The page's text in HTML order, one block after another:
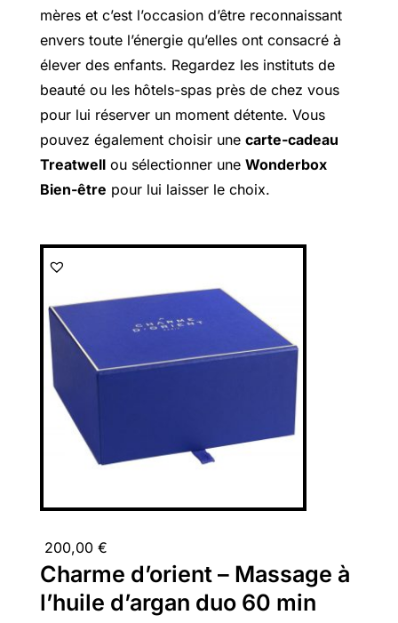
mères et c’est l’occasion d’être reconnaissant
envers toute l’énergie qu’elles ont consacré à
élever des enfants. Regardez les instituts de
beauté ou les hôtels-spas près de chez vous
pour lui réserver un moment détente. Vous
pouvez également choisir une carte-cadeau
Treatwell ou sélectionner une Wonderbox
Bien-être pour lui laisser le choix.
200,00 €
Charme d’orient – Massage à
l’huile d’argan duo 60 min